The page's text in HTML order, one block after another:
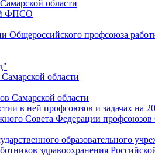
области
ФПСО
Общероссийского профсоюза
области
Самарской области
в ней профсоюзов и задачах на
Совета Федерации профсоюзов
образовательного
здравоохранения